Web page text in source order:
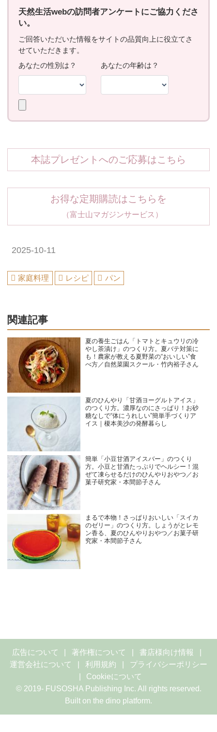
本誌プレゼントへのご応募はこちら
お得な定期購読はこちらを
（富士山マガジンサービス）
2025-10-11
家庭料理 レシピ パン
関連記事
夏の養生ごはん「トマトとキュウリの冷
やし茶漬け」のつくり方。夏バテ対策に
も！農家が教える夏野菜の“おいしい”食
べ方／自然菜園スクール・竹内裕子さん
夏のひんやり「甘酒ヨーグルトアイス」
のつくり方。濃厚なのにさっぱり！お砂
糖なしで“体にうれしい”簡単手づくりア
イス｜榎本美沙の発酵暮らし
簡単「小豆甘酒アイスバー」のつくり
方。小豆と甘酒たっぷりでヘルシー！混
ぜて凍らせるだけのひんやりおやつ／お
菓子研究家・本間節子さん
まるで本物！さっぱりおいしい「スイカ
のゼリー」のつくり方。しょうがとレモ
ン香る、夏のひんやりおやつ／お菓子研
究家・本間節子さん
広告について 著作権について
書店様向け情報
運営会社について
利用規約
プライバシーポリシー
Cookieについて
© 2019- FUSOSHA Publishing Inc. All rights reserved.
Built on the dino platform.